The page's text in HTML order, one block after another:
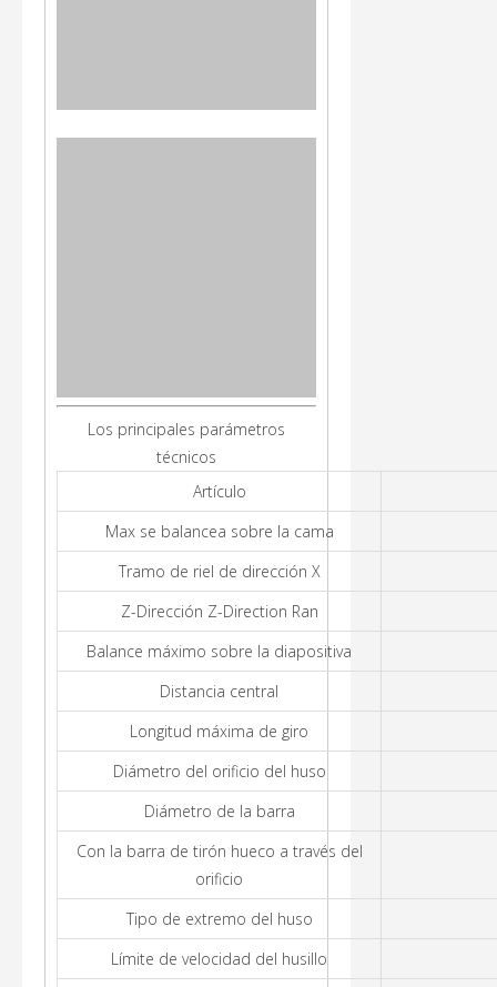
Los principales parámetros
técnicos
Artículo
Max se balancea sobre la cama
Tramo de riel de dirección X
Z-Dirección Z-Direction Ran
Balance máximo sobre la diapositiva
Distancia central
Longitud máxima de giro
Diámetro del orificio del huso
Diámetro de la barra
Con la barra de tirón hueco a través del
orificio
Tipo de extremo del huso
Límite de velocidad del husillo